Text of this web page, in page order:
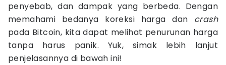
penyebab, dan dampak yang berbeda. Dengan
memahami bedanya koreksi harga dan crash
pada Bitcoin, kita dapat melihat penurunan harga
tanpa harus panik. Yuk, simak lebih lanjut
penjelasannya di bawah ini!